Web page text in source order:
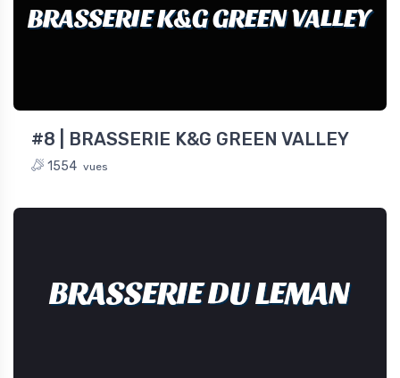
BRASSERIE K&G GREEN VALLEY
#8 | BRASSERIE K&G GREEN VALLEY
1554 vues
BRASSERIE DU LEMAN